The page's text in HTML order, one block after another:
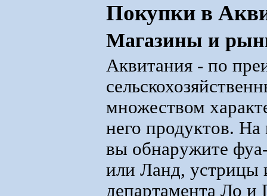
Покупки в
Магазины и
Аквитания - по
множеством
него продуктов.
вы обнаружите
или Ланд, устрицы
департамента Ло и